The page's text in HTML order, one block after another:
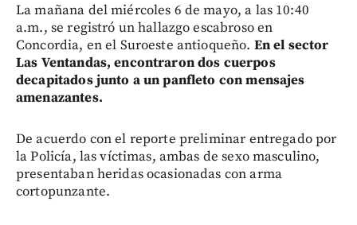
La mañana del miércoles 6 de mayo, a las 10:40
a.m., se registró un hallazgo escabroso en
Concordia, en el Suroeste antioqueño. En el sector
Las Ventandas, encontraron dos cuerpos
decapitados junto a un panfleto con mensajes
amenazantes.
De acuerdo con el reporte preliminar entregado por
la Policía, las víctimas, ambas de sexo masculino,
presentaban heridas ocasionadas con arma
cortopunzante.